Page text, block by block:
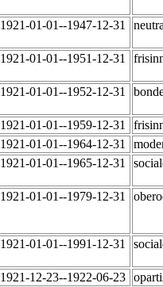
1921-01-01--1947-12-31
1921-01-01--1951-12-31
1921-01-01--1952-12-31
1921-01-01--1959-12-31
1921-01-01--1964-12-31
1921-01-01--1965-12-31
1921-01-01--1979-12-31
1921-01-01--1991-12-31
1921-12-23--1922-06-23